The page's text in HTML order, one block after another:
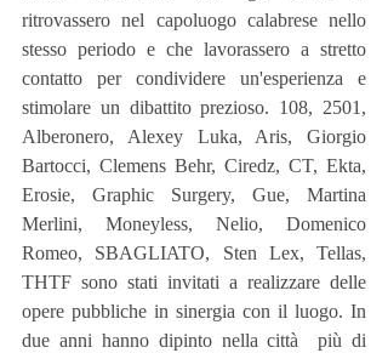
ritrovassero nel capoluogo calabrese nello
stesso periodo e che lavorassero a stretto
contatto per condividere un'esperienza e
stimolare un dibattito prezioso. 108, 2501,
Alberonero, Alexey Luka, Aris, Giorgio
Bartocci, Clemens Behr, Ciredz, CT, Ekta,
Erosie, Graphic Surgery, Gue, Martina
Merlini, Moneyless, Nelio, Domenico
Romeo, SBAGLIATO, Sten Lex, Tellas,
THTF sono stati invitati a realizzare delle
opere pubbliche in sinergia con il luogo. In
due anni hanno dipinto nella città  più di